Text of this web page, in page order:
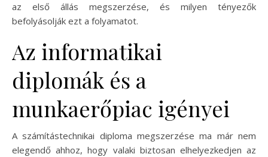
az első állás megszerzése, és milyen tényezők
befolyásolják ezt a folyamatot.
Az informatikai
diplomák és a
munkaerőpiac igényei
A számítástechnikai diploma megszerzése ma már nem
elegendő ahhoz, hogy valaki biztosan elhelyezkedjen az